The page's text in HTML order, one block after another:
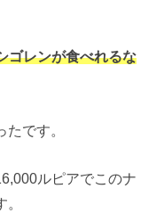
ゴレンが食べれるな
です。
ルピアでこのナ